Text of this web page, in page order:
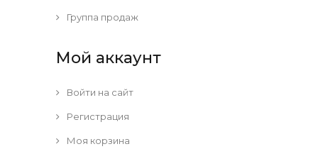
Группа продаж
Мой аккаунт
Войти на сайт
Регистрация
Моя корзина